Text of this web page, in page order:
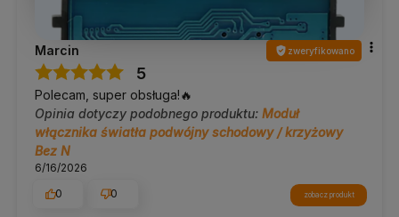
Marcin zweryfikowano
5
Polecam, super obsługa!🔥
Opinia dotyczy podobnego produktu: Moduł
włącznika światła podwójny schodowy / krzyżowy
Bez N
6/16/2026
0
0 zobacz produkt